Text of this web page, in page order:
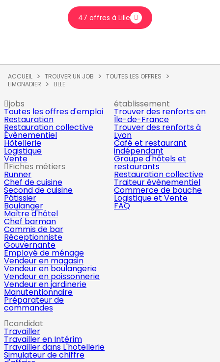
47 offres à Lille
ACCUEIL TROUVER UN JOB
TOUTES LES OFFRES
LIMONADIER
LILLE
jobs
Toutes les offres d'emploi
Restauration
Restauration collective
Évènementiel
Hôtellerie
Logistique
Vente
Fiches métiers
Runner
Chef de cuisine
Second de cuisine
Pâtissier
Boulanger
Maître d'hôtel
Chef barman
Commis de bar
Réceptionniste
Gouvernante
Employé de ménage
Vendeur en magasin
Vendeur en boulangerie
Vendeur en poissonnerie
Vendeur en jardinerie
Manutentionnaire
Préparateur de
commandes
établissement
Trouver des renforts en
Île-de-France
Trouver des renforts à
Lyon
Café et restaurant
indépendant
Groupe d'hôtels et
restaurants
Restauration collective
Traiteur évènementiel
Commerce de bouche
Logistique et Vente
FAQ
candidat
Travailler
Travailler en Intérim
Travailler dans L'hotellerie
Simulateur de chiffre